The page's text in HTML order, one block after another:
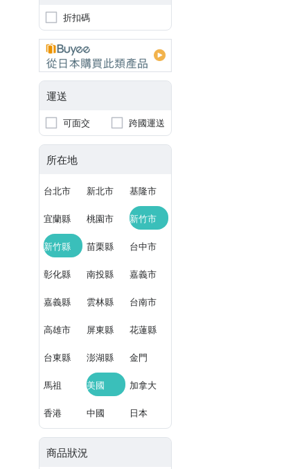
折扣碼
運送
可面交 跨國運送
所在地
台北市 新北市 基隆市
宜蘭縣 桃園市 新竹市
新竹縣 苗栗縣 台中市
彰化縣 南投縣 嘉義市
嘉義縣 雲林縣 台南市
高雄市 屏東縣 花蓮縣
台東縣 澎湖縣 金門
馬祖 美國 加拿大
香港 中國 日本
商品狀況